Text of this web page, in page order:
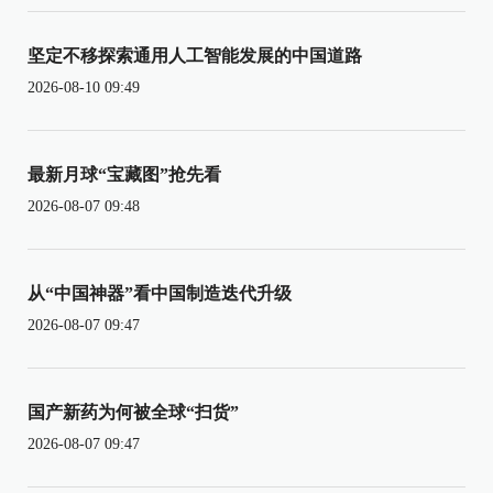
坚定不移探索通用人工智能发展的中国道路
2026-08-10 09:49
最新月球“宝藏图”抢先看
2026-08-07 09:48
从“中国神器”看中国制造迭代升级
2026-08-07 09:47
国产新药为何被全球“扫货”
2026-08-07 09:47